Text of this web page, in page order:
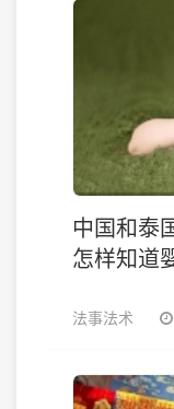
中国和泰
怎样知道
法事法术